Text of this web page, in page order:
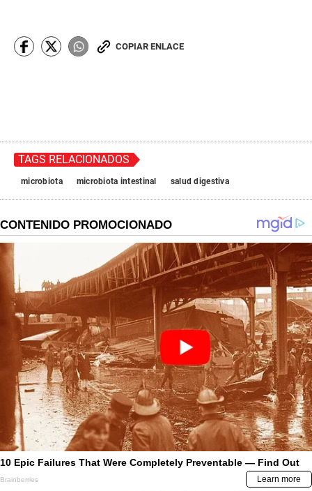
COPIAR ENLACE
TAGS RELACIONADOS
microbiota microbiota intestinal salud digestiva